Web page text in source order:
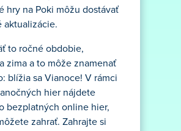
hry na Poki môžu dostávať
aktualizácie.
to ročné obdobie,
zima a to môže znamenať
blížia sa Vianoce! V rámci
hier nájdete
bezplatných online hier,
zahrať. Zahrajte si